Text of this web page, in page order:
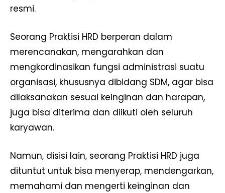
resmi.
Seorang Praktisi HRD berperan dalam
merencanakan, mengarahkan dan
mengkordinasikan fungsi administrasi suatu
organisasi, khususnya dibidang SDM, agar bisa
dilaksanakan sesuai keinginan dan harapan,
juga bisa diterima dan diikuti oleh seluruh
karyawan.
Namun, disisi lain, seorang Praktisi HRD juga
dituntut untuk bisa menyerap, mendengarkan,
memahami dan mengerti keinginan dan